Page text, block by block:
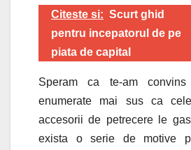
Citeste si: Scurt ghid
pentru incepatorul de pe
piata de capital
Speram ca te-am
enumerate mai sus ca
accesorii de petrecere le
exista o serie de motive